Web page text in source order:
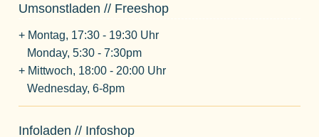
Umsonstladen // Freeshop
+ Montag, 17:30 - 19:30 Uhr
Monday, 5:30 - 7:30pm
+ Mittwoch, 18:00 - 20:00 Uhr
Wednesday, 6-8pm
Infoladen // Infoshop